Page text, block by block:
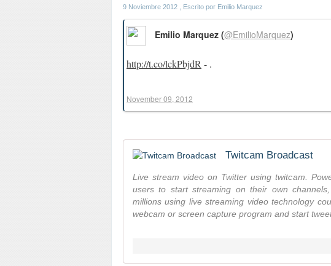
9 Noviembre 2012 , Escrito por Emilio Marquez
http://t.co/lckPbjdR - .
Emilio Marquez (@EmilioMarquez)
November 09, 2012
Twitcam Broadcast
Live stream video on Twitter using twitcam.
users to start streaming on their own
millions using live streaming video technology
webcam or screen capture program and start